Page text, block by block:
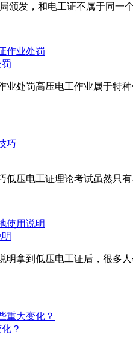
颁发，和电工证不属于同
处罚高压电工作业属于特
压电工证理论考试虽然只
拿到低压电工证后，很多
？